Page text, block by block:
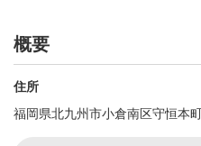
概要
住所
福岡県北九州市小倉南区守恒本